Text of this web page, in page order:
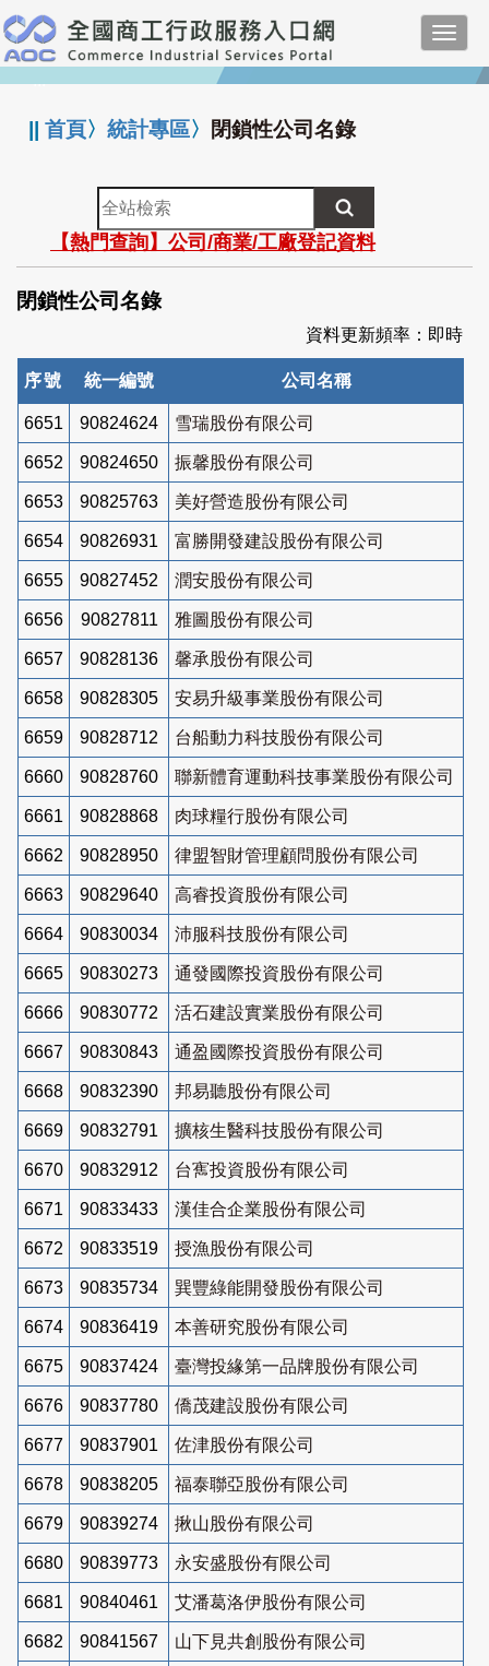
跳
到
主
要
:::
||首頁〉統計專區〉 閉鎖性公司名錄
全
站
檢
索
【熱門查詢】公司/商業/工廠登記資料
閉鎖性公司名錄
資料更新頻率：即時
序號 統一編號 公司名稱
6651 90824624 雪瑞股份有限公司
6652 90824650 振馨股份有限公司
6653 90825763 美好營造股份有限公司
6654 90826931 富勝開發建設股份有限公司
6655 90827452 潤安股份有限公司
6656 90827811 雅圖股份有限公司
6657 90828136 馨承股份有限公司
6658 90828305 安易升級事業股份有限公司
6659 90828712 台船動力科技股份有限公司
6660 90828760 聯新體育運動科技事業股份有限公司
6661 90828868 肉球糧行股份有限公司
6662 90828950 律盟智財管理顧問股份有限公司
6663 90829640 高睿投資股份有限公司
6664 90830034 沛服科技股份有限公司
6665 90830273 通發國際投資股份有限公司
6666 90830772 活石建設實業股份有限公司
6667 90830843 通盈國際投資股份有限公司
6668 90832390 邦易聽股份有限公司
6669 90832791 擴核生醫科技股份有限公司
6670 90832912 台寯投資股份有限公司
6671 90833433 漢佳合企業股份有限公司
6672 90833519 授漁股份有限公司
6673 90835734 巽豐綠能開發股份有限公司
6674 90836419 本善研究股份有限公司
6675 90837424 臺灣投緣第一品牌股份有限公司
6676 90837780 僑茂建設股份有限公司
6677 90837901 佐津股份有限公司
6678 90838205 福泰聯亞股份有限公司
6679 90839274 揪山股份有限公司
6680 90839773 永安盛股份有限公司
6681 90840461 艾潘葛洛伊股份有限公司
6682 90841567 山下見共創股份有限公司